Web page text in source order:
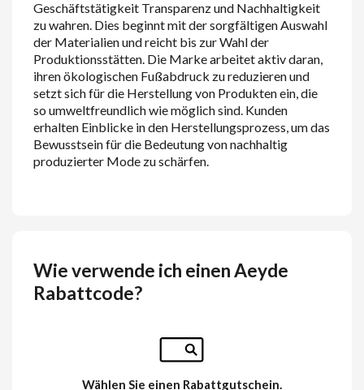
Geschäftstätigkeit Transparenz und Nachhaltigkeit
zu wahren. Dies beginnt mit der sorgfältigen Auswahl
der Materialien und reicht bis zur Wahl der
Produktionsstätten. Die Marke arbeitet aktiv daran,
ihren ökologischen Fußabdruck zu reduzieren und
setzt sich für die Herstellung von Produkten ein, die
so umweltfreundlich wie möglich sind. Kunden
erhalten Einblicke in den Herstellungsprozess, um das
Bewusstsein für die Bedeutung von nachhaltig
produzierter Mode zu schärfen.
Wie verwende ich einen Aeyde
Rabattcode?
Wählen Sie einen Rabattgutschein.